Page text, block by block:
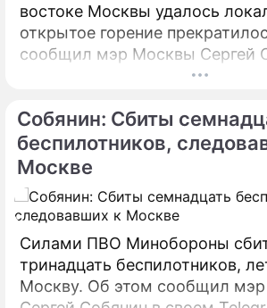
востоке Москвы удалось
открытое горение
сообщил мэр Москвы Сергей
своем Telegram-канале. По его
предпринимаются все меры по
пожара.
Собянин: Сбиты
беспилотников,
Москве
Силами ПВО Минобороны
тринадцать беспилотников,
Москву. Об этом сообщил